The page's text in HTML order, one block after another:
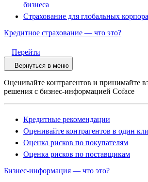
бизнеса
Страхование для глобальных
Кредитное страхование — что это?
Перейти
Вернуться в меню
Оценивайте контрагентов и принимайте
решения с бизнес-информацией Coface
Кредитные рекомендации
Оценивайте контрагентов в один
Оценка рисков по покупателям
Оценка рисков по поставщикам
Бизнес-информация — что это?